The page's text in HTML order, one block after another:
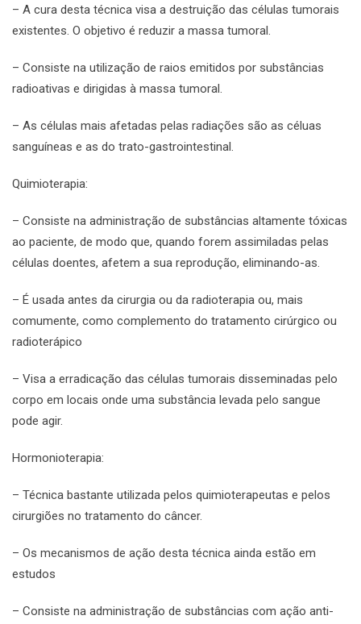
– A cura desta técnica visa a destruição das células tumorais
existentes. O objetivo é reduzir a massa tumoral.
– Consiste na utilização de raios emitidos por substâncias
radioativas e dirigidas à massa tumoral.
– As células mais afetadas pelas radiações são as céluas
sanguíneas e as do trato-gastrointestinal.
Quimioterapia:
– Consiste na administração de substâncias altamente tóxicas
ao paciente, de modo que, quando forem assimiladas pelas
células doentes, afetem a sua reprodução, eliminando-as.
– É usada antes da cirurgia ou da radioterapia ou, mais
comumente, como complemento do tratamento cirúrgico ou
radioterápico
– Visa a erradicação das células tumorais disseminadas pelo
corpo em locais onde uma substância levada pelo sangue
pode agir.
Hormonioterapia:
– Técnica bastante utilizada pelos quimioterapeutas e pelos
cirurgiões no tratamento do câncer.
– Os mecanismos de ação desta técnica ainda estão em
estudos
– Consiste na administração de substâncias com ação anti-